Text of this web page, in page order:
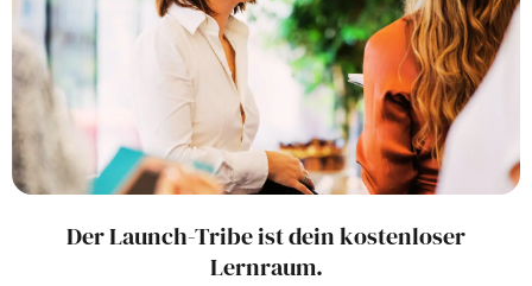
Der Launch-Tribe ist dein kostenloser
Lernraum.